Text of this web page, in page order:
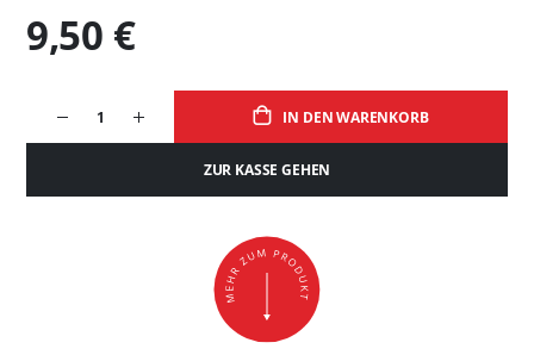
IN DEN WARENKORB
ZUR KASSE GEHEN
9,50 €